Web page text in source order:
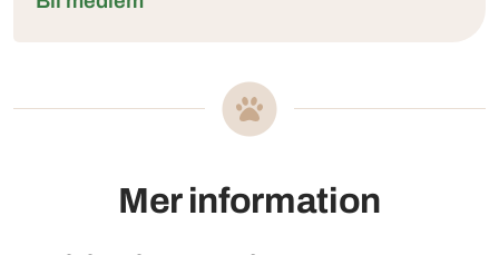
Mer information